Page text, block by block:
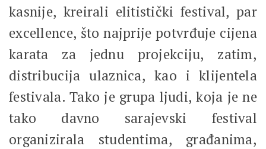
kasnije, kreirali elitistički festival, par
excellence, što najprije potvrđuje cijena
karata za jednu projekciju, zatim,
distribucija ulaznica, kao i klijentela
festivala. Tako je grupa ljudi, koja je ne
tako davno sarajevski festival
organizirala studentima, građanima,